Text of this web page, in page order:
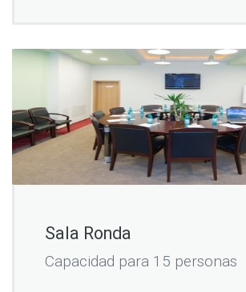
Sala Ronda
Capacidad para 15 personas